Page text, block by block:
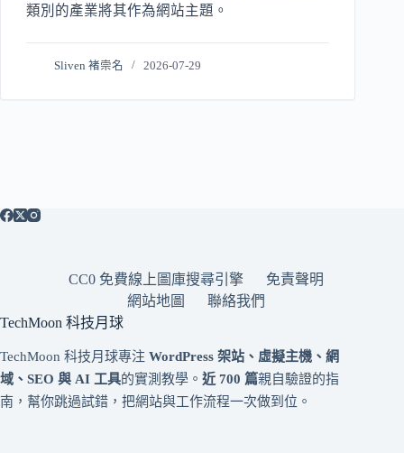
類別的產業將其作為網站主題。
Sliven 褚崇名 2026-07-29
CC0 免費線上圖庫搜尋引擎
免責聲明
網站地圖
聯絡我們
TechMoon 科技月球
TechMoon 科技月球專注 WordPress 架站、虛擬主機、網
域、SEO 與 AI 工具的實測教學。 近 700 篇親自驗證的指
南，幫你跳過試錯，把網站與工作流程一次做到位。